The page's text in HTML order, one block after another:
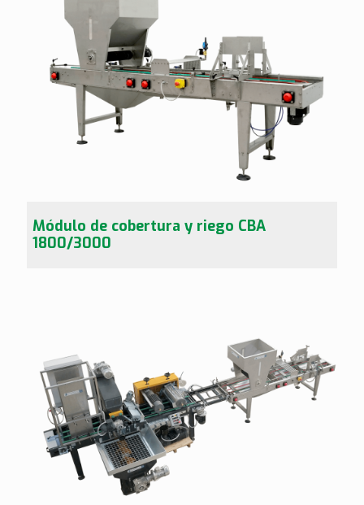
Módulo de cobertura y riego CBA
1800/3000